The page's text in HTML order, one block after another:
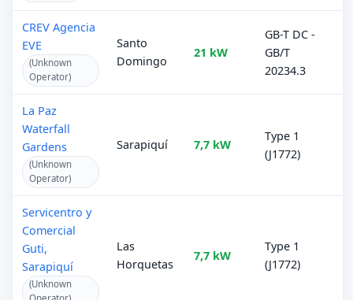
CREV Agencia
EVE
(Unknown
Operator)
Santo
Domingo
21 kW
GB-T DC -
GB/T
20234.3
La Paz
Waterfall
Gardens
(Unknown
Operator)
Sarapiquí 7,7 kW
Type 1
(J1772)
Servicentro y
Comercial
Guti,
Sarapiquí
(Unknown
Las
Horquetas
7,7 kW
Type 1
(J1772)